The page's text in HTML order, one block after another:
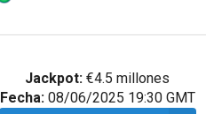
Jackpot: €4.5 millones
Fecha:08/06/2025 19:30 GMT